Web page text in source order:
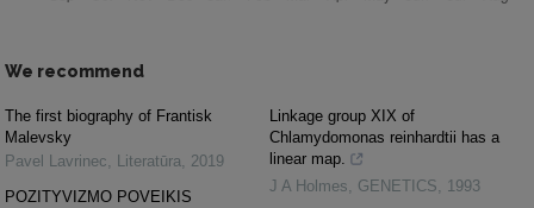
We recommend
The first biography of Frantisk
Malevsky
Pavel Lavrinec, Literatūra, 2019
POZITYVIZMO POVEIKIS
Linkage group XIX of
Chlamydomonas reinhardtii has a
linear map.
J A Holmes, GENETICS, 1993